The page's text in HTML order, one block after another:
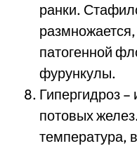
ранки.
патогенной
фурункулы.
Гипергидроз
потовых
температура,